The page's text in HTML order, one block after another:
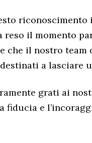
reso il momento
che il nostro
a lasciare
grati ai
fiducia e